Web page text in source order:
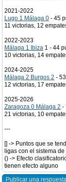
2021-2022
Lugo 1 Málaga 0 - 45
11 victorias, 12
2022-2023
Málaga 1 Ibiza 1 - 44
10 victorias, 14
2024-2025
Málaga 2 Burgos 2 -
12 victorias, 17
2025-2026
Zaragoza 0 Málaga 2 -
21 victorias, 10
---
[] -> Puntos que se
ligas con el sistema
() -> Efecto
tienen efecto alguno
Publicar una